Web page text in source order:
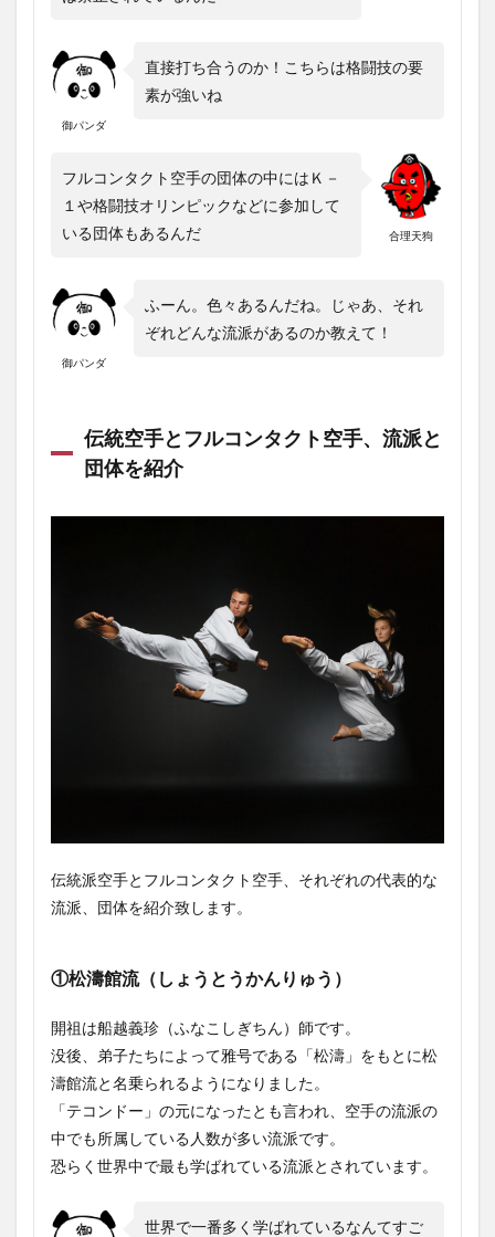
御パンダ
直接打ち合うのか！こちらは格闘技の要
素が強いね
合理天狗
フルコンタクト空手の団体の中にはＫ－
１や格闘技オリンピックなどに参加して
いる団体もあるんだ
御パンダ
ふーん。色々あるんだね。じゃあ、それ
ぞれどんな流派があるのか教えて！
伝統空手とフルコンタクト空手、流派と
団体を紹介
伝統派空手とフルコンタクト空手、それぞれの代表的な
流派、団体を紹介致します。
①松濤館流（しょうとうかんりゅう）
開祖は船越義珍（ふなこしぎちん）師です。
没後、弟子たちによって雅号である「松濤」をもとに松
濤館流と名乗られるようになりました。
「テコンドー」の元になったとも言われ、空手の流派の
中でも所属している人数が多い流派です。
恐らく世界中で最も学ばれている流派とされています。
世界で一番多く学ばれているなんてすご